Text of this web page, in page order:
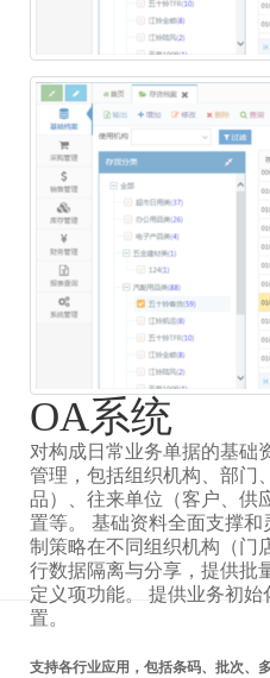
OA系统
对构成日常业务单据的基础
管理，包括组织机构、部门
品）、往来单位（客户、供
置等。 基础资料全面支撑
制策略在不同组织机构（门
行数据隔离与分享，提供批
定义项功能。 提供业务初
置。
支持各行业应用，包括条码、批次、